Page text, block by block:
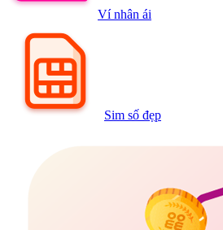
Ví nhân ái
Sim số đẹp